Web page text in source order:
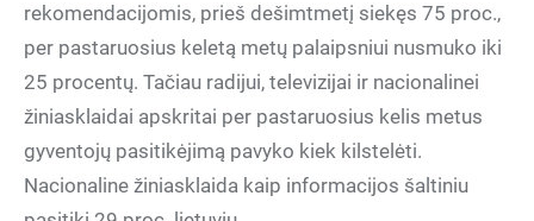
rekomendacijomis, prieš dešimtmetį siekęs 75 proc.,
per pastaruosius keletą metų palaipsniui nusmuko iki
25 procentų. Tačiau radijui, televizijai ir nacionalinei
žiniasklaidai apskritai per pastaruosius kelis metus
gyventojų pasitikėjimą pavyko kiek kilstelėti.
Nacionaline žiniasklaida kaip informacijos šaltiniu